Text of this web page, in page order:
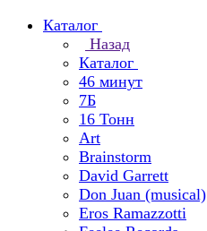
Каталог
Назад
Каталог
46 минут
7Б
16 Тонн
Art
Brainstorm
David Garrett
Don Juan (musical)
Eros Ramazzotti